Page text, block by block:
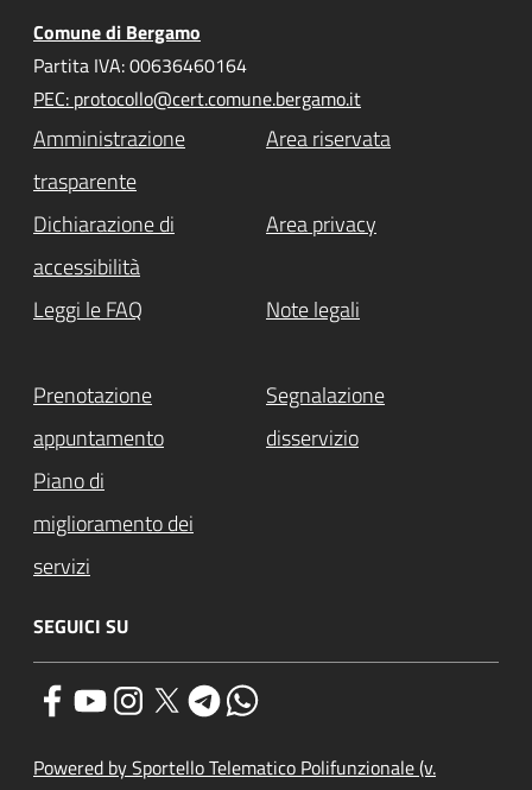
Comune di Bergamo
Partita IVA: 00636460164
PEC: protocollo@cert.comune.bergamo.it
Amministrazione
trasparente
Area riservata
Dichiarazione di
accessibilità
Area privacy
Leggi le FAQ Note legali
Prenotazione
appuntamento
Segnalazione
disservizio
Piano di
miglioramento dei
servizi
SEGUICI SU
Powered by Sportello Telematico Polifunzionale (v.